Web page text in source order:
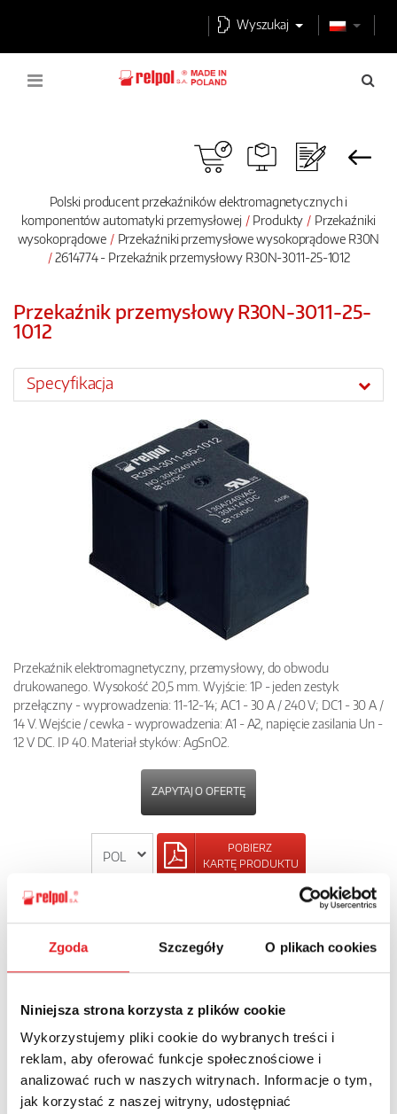
Zgoda Szczegóły O plikach cookies
Niniejsza strona korzysta z plików cookie
Wykorzystujemy pliki cookie do wybranych treści i
reklam, aby oferować funkcje społecznościowe i
analizować ruch w naszych witrynach. Informacje o tym,
jak korzystać z naszej witryny, udostępniać
Wyszukaj
Polski producent przekaźników elektromagnetycznych i
komponentów automatyki przemysłowej
Produkty
Przekaźniki
wysokoprądowe
Przekaźniki przemysłowe wysokoprądowe R30N
2614774 - Przekaźnik przemysłowy R30N-3011-25-1012
Przekaźnik przemysłowy R30N-3011-25-
1012
Specyfikacja
Przekaźnik elektromagnetyczny, przemysłowy, do obwodu
drukowanego. Wysokość 20,5 mm. Wyjście: 1P - jeden zestyk
przełączny - wyprowadzenia: 11-12-14; AC1 - 30 A / 240 V; DC1 - 30 A /
14 V. Wejście / cewka - wyprowadzenia: A1 - A2, napięcie zasilania Un -
12 V DC. IP 40. Materiał styków: AgSnO2.
ZAPYTAJ O OFERTĘ
POBIERZ
KARTĘ PRODUKTU
Zapytaj o szczegóły oferty
Imię i nazwisko: *